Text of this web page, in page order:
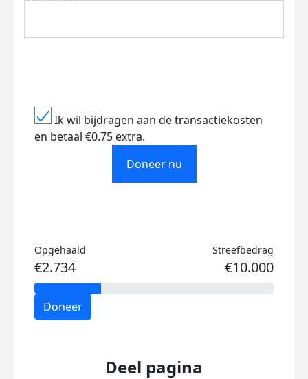
Ik wil bijdragen aan de transactiekosten
en betaal €0.75 extra.
Doneer nu
Opgehaald
€2.734
Streefbedrag
€10.000
Doneer
Deel pagina